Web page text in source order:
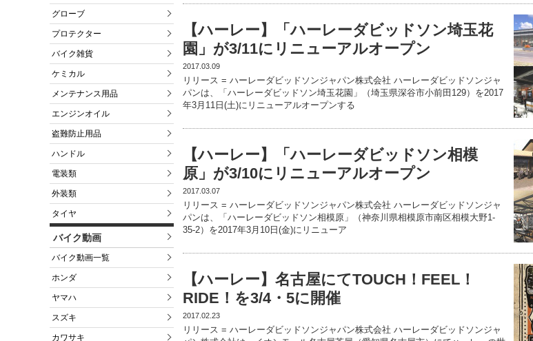
グローブ
プロテクター
バイク雑貨
ケミカル
メンテナンス用品
エンジンオイル
盗難防止用品
ハンドル
電装類
外装類
タイヤ
バイク動画
バイク動画一覧
ホンダ
ヤマハ
スズキ
カワサキ
【ハーレー】「ハーレーダビッドソン埼玉花
園」が3/11にリニューアルオープン
2017.03.09
リリース = ハーレーダビッドソンジャパン株式会社 ハーレーダビッドソンジャ
パンは、「ハーレーダビッドソン埼玉花園」（埼玉県深谷市小前田129）を2017
年3月11日(土)にリニューアルオープンする
【ハーレー】「ハーレーダビッドソン相模
原」が3/10にリニューアルオープン
2017.03.07
リリース = ハーレーダビッドソンジャパン株式会社 ハーレーダビッドソンジャ
パンは、「ハーレーダビッドソン相模原」（神奈川県相模原市南区相模大野1-
35-2）を2017年3月10日(金)にリニューア
【ハーレー】名古屋にてTOUCH！FEEL！
RIDE！を3/4・5に開催
2017.02.23
リリース = ハーレーダビッドソンジャパン株式会社 ハーレーダビッドソンジャ